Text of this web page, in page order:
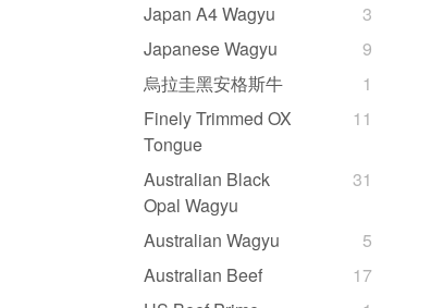
Japan A4 Wagyu
3
Japanese Wagyu
9
烏拉圭黑安格斯牛
1
Finely Trimmed OX
Tongue
11
Australian Black
Opal Wagyu
31
Australian Wagyu
5
Australian Beef
17